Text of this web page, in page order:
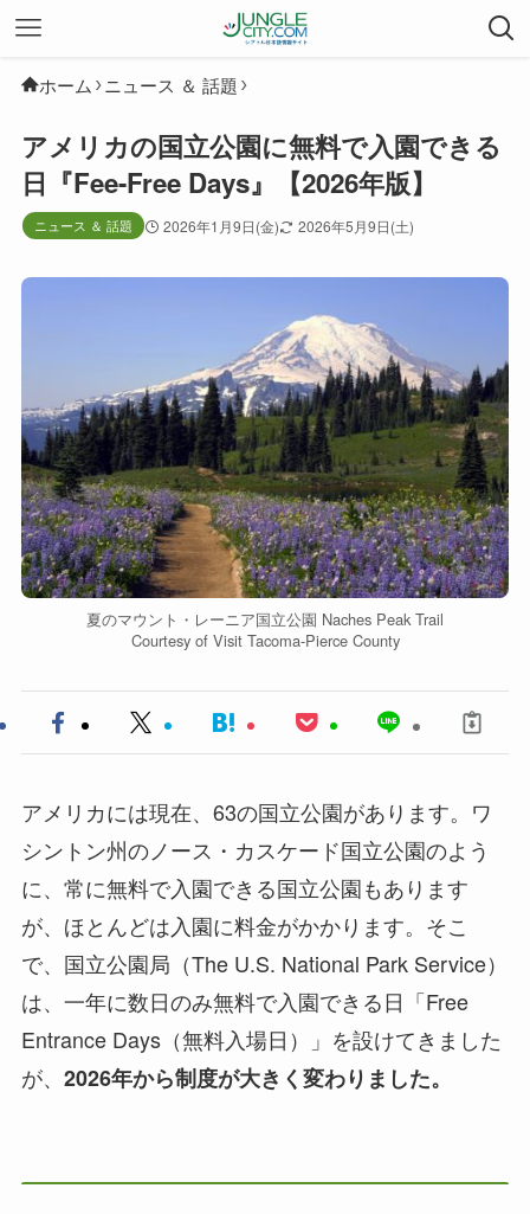
ホーム ニュース ＆ 話題
アメリカの国立公園に無料で入園できる
日『Fee-Free Days』【2026年版】
ニュース ＆ 話題 2026年1月9日(金) 2026年5月9日(土)
夏のマウント・レーニア国立公園 Naches Peak Trail
Courtesy of Visit Tacoma-Pierce County
アメリカには現在、63の国立公園があります。ワ
シントン州のノース・カスケード国立公園のよう
に、常に無料で入園できる国立公園もあります
が、ほとんどは入園に料金がかかります。そこ
で、国立公園局（The U.S. National Park Service）
は、一年に数日のみ無料で入園できる日「Free
Entrance Days（無料入場日）」を設けてきました
が、 2026年から制度が大きく変わりました。